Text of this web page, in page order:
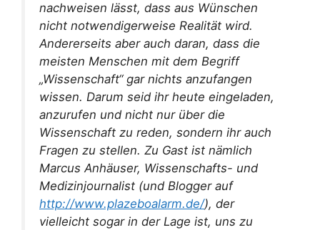
nachweisen lässt, dass aus Wünschen
nicht notwendigerweise Realität wird.
Andererseits aber auch daran, dass die
meisten Menschen mit dem Begriff
„Wissenschaft“ gar nichts anzufangen
wissen. Darum seid ihr heute eingeladen,
anzurufen und nicht nur über die
Wissenschaft zu reden, sondern ihr auch
Fragen zu stellen. Zu Gast ist nämlich
Marcus Anhäuser, Wissenschafts- und
Medizinjournalist (und Blogger auf
http://www.plazeboalarm.de/), der
vielleicht sogar in der Lage ist, uns zu